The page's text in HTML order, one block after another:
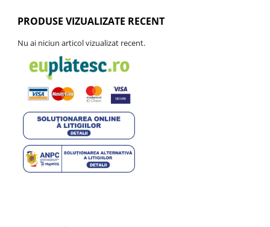
PRODUSE VIZUALIZATE RECENT
Nu ai niciun articol vizualizat recent.